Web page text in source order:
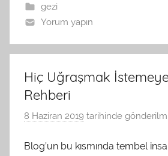
gezi
Yorum yapın
Hiç Uğraşmak
Rehberi
8 Haziran 2019 tarihinde
Blog’un bu kısmında tembel